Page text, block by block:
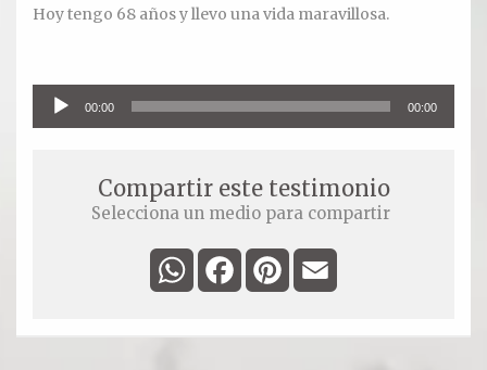
Hoy tengo 68 años y llevo una vida maravillosa.
Reproductor
00:00 00:00
Compartir este testimonio
Selecciona un medio para compartir
WhatsAppFacebookPinterest